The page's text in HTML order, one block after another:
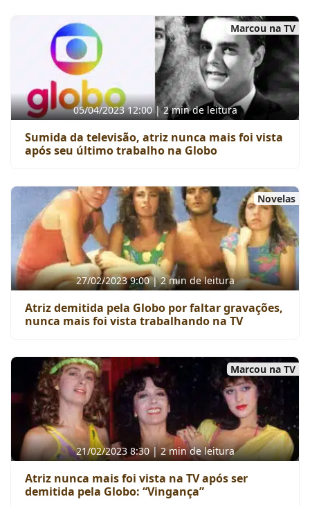
Marcou na TV
05/04/2023 12:00 | 2 min de leitura
Sumida da televisão, atriz nunca mais foi vista
após seu último trabalho na Globo
Novelas
27/02/2023 9:00 | 2 min de leitura
Atriz demitida pela Globo por faltar gravações,
nunca mais foi vista trabalhando na TV
Marcou na TV
21/02/2023 8:30 | 2 min de leitura
Atriz nunca mais foi vista na TV após ser
demitida pela Globo: “Vingança”